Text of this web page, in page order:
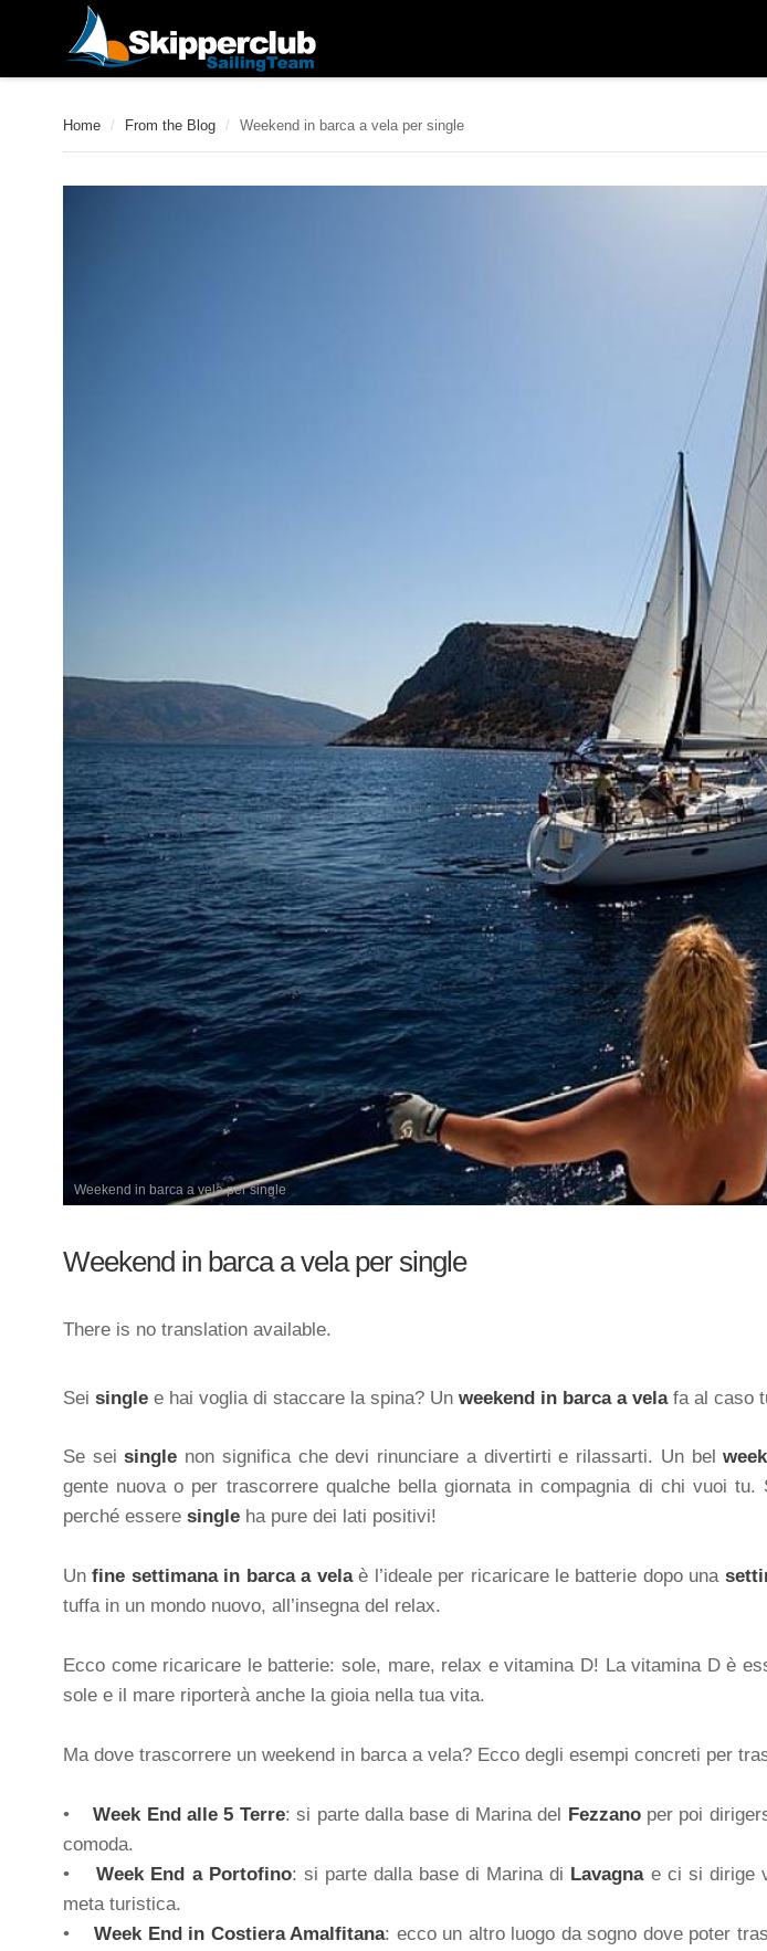
Home / From the Blog / Weekend in barca a vela per single
Weekend in barca a vela per single
Weekend in barca a vela per single
There is no translation available.
Sei single e hai voglia di staccare la spina? Un weekend in barca a velafa al caso
Se seisingle non significa che devi rinunciare a divertirti e rilassarti. Un bel
gente nuova o per trascorrere qualche bella giornata in compagnia di chi vuoi
perché essere single ha pure dei lati positivi!
Unfine settimana in barca a velaè l’ideale per ricaricare le batterie dopo una
tuffa in un mondo nuovo, all’insegna del relax.
Ecco come ricaricare le batterie: sole, mare, relax e vitamina D! La vitamina D è
sole e il mare riporterà anche la gioia nella tua vita.
Ma dove trascorrere un weekend in barca a vela? Ecco degli esempi concreti per
•Week End alle 5 Terre: si parte dalla base di Marina del Fezzanoper poi
comoda.
•Week End a Portofino: si parte dalla base di Marina di Lavagnae ci si dirige
meta turistica.
•Week End in Costiera Amalfitana: ecco un altro luogo da sogno dove poter